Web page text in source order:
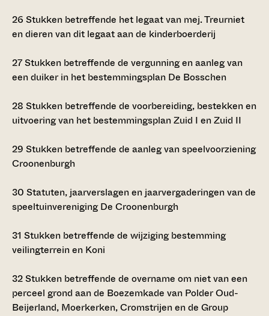
26 Stukken betreffende het legaat van mej. Treurniet
en dieren van dit legaat aan de kinderboerderij
27Stukken betreffende de vergunning en aanleg van
een duiker in het bestemmingsplan De Bosschen
28 Stukken betreffende de voorbereiding, bestekken en
uitvoering van het bestemmingsplan Zuid I en Zuid II
29 Stukken betreffende de aanleg van speelvoorziening
Croonenburgh
30 Statuten, jaarverslagen en jaarvergaderingen van de
speeltuinvereniging De Croonenburgh
31 Stukken betreffende de wijziging bestemming
veilingterrein en Koni
32Stukken betreffende de overname om niet van een
perceel grond aan de Boezemkade van Polder Oud-
Beijerland, Moerkerken, Cromstrijen en de Group